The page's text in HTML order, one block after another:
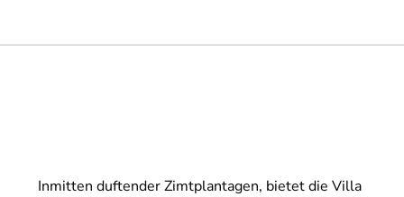
Inmitten duftender Zimtplantagen, bietet die Villa